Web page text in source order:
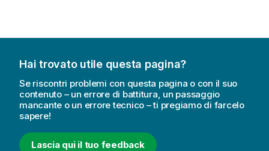
Hai trovato utile questa pagina?
Se riscontri problemi con questa pagina o con il suo
contenuto – un errore di battitura, un passaggio
mancante o un errore tecnico – ti pregiamo di farcelo
sapere!
Lascia qui il tuo feedback